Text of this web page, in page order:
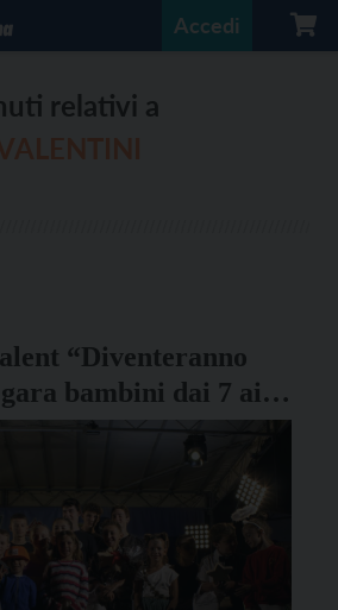
Accedi
relativi a
“Diventeranno
bambini dai 7 ai